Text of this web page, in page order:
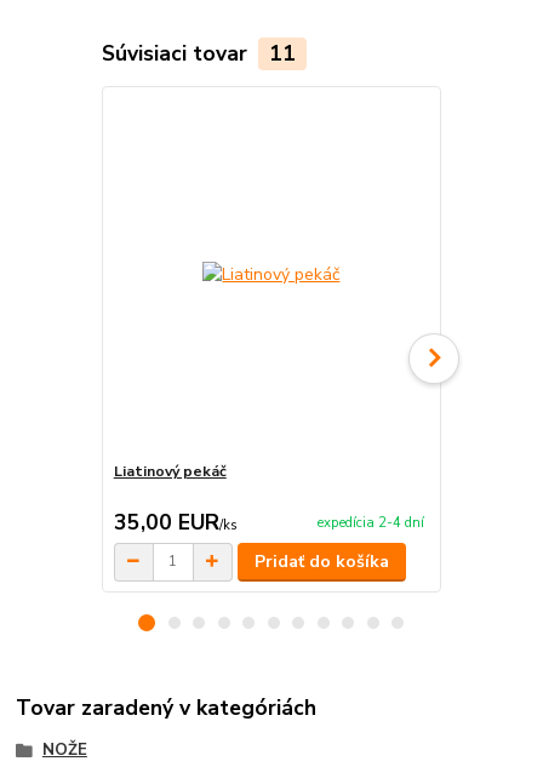
Súvisiaci tovar 11
Liatinový pekáč
35,00 EUR/ks expedícia 2-4 dní
Pridať do košíka
Tovar zaradený v kategóriách
NOŽE